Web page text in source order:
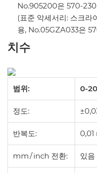
No.905200은 570-230
(표준 악세서리: 스크
용, No.05GZA033은
치수
범위: 0-
정도:
반복도:
mm / inch 전환: 있음